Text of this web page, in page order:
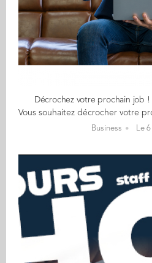
Décrochez votre prochain job
Business Le